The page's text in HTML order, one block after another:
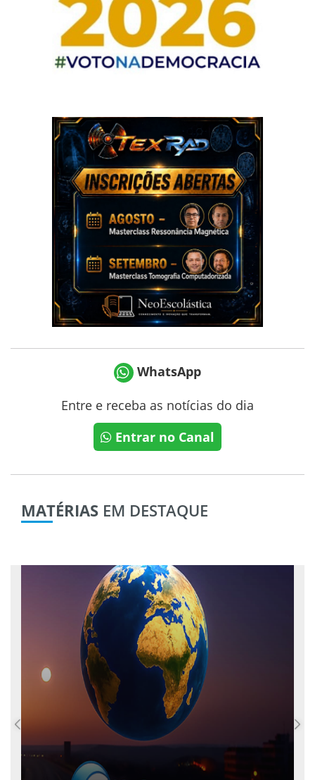
WhatsApp
Entre e receba as notícias do dia
Entrar no Canal
MATÉRIAS EM DESTAQUE